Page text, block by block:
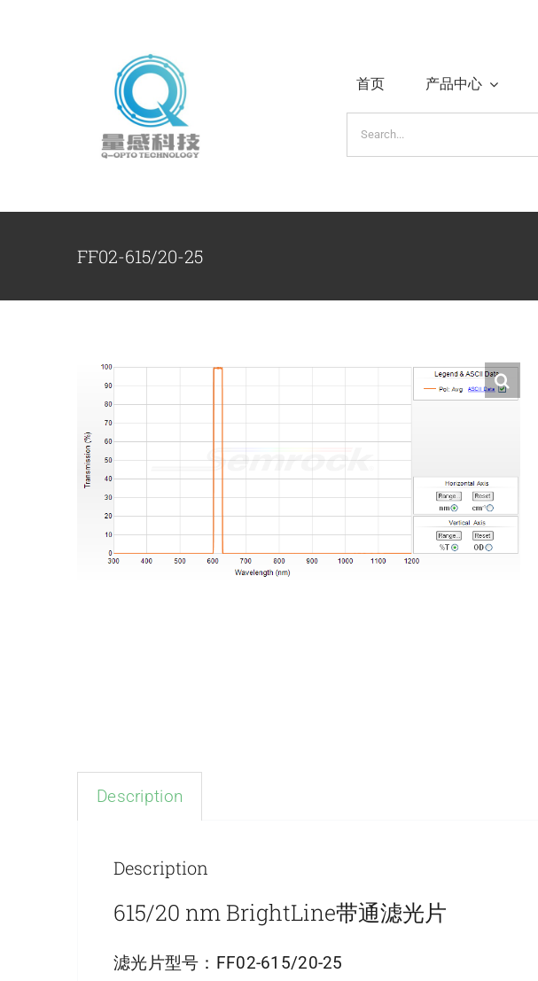
首页 产品中心
索：
FF02-615/20-25
Description
Description
615/20 nm BrightLine带通滤光片
滤光片型号： FF02-615/20-25